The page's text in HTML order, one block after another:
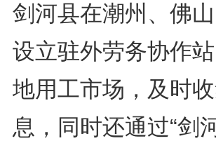
剑河县在潮州、佛
设立驻外劳务协作
地用工市场，及时
息，同时还通过“剑